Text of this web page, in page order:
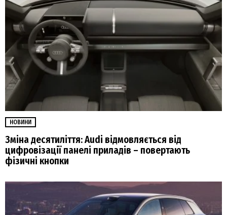
НОВИНИ
Зміна десятиліття: Audi відмовляється від
цифровізації панелі приладів – повертають
фізичні кнопки